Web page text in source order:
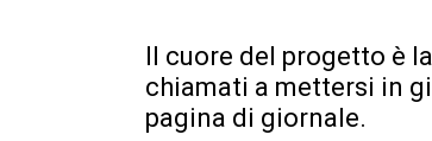
Il cuore del progetto è
chiamati a mettersi in
pagina di giornale.